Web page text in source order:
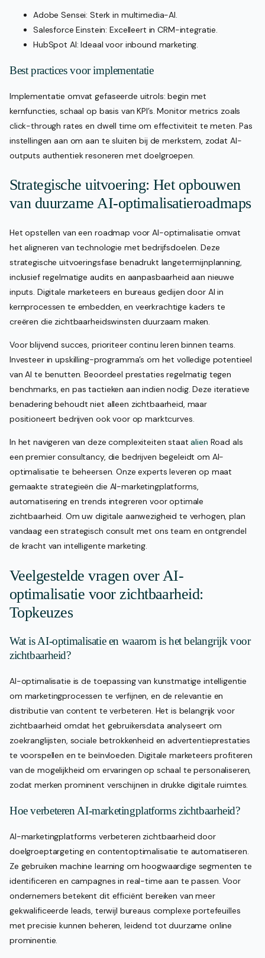
Adobe Sensei: Sterk in multimedia-AI.
Salesforce Einstein: Excelleert in CRM-integratie.
HubSpot AI: Ideaal voor inbound marketing.
Best practices voor implementatie
Implementatie omvat gefaseerde uitrols: begin met
kernfuncties, schaal op basis van KPI’s. Monitor metrics zoals
click-through rates en dwell time om effectiviteit te meten. Pas
instellingen aan om aan te sluiten bij de merkstem, zodat AI-
outputs authentiek resoneren met doelgroepen.
Strategische uitvoering: Het opbouwen
van duurzame AI-optimalisatieroadmaps
Het opstellen van een roadmap voor AI-optimalisatie omvat
het aligneren van technologie met bedrijfsdoelen. Deze
strategische uitvoeringsfase benadrukt langetermijnplanning,
inclusief regelmatige audits en aanpasbaarheid aan nieuwe
inputs. Digitale marketeers en bureaus gedijen door AI in
kernprocessen te embedden, en veerkrachtige kaders te
creëren die zichtbaarheidswinsten duurzaam maken.
Voor blijvend succes, prioriteer continu leren binnen teams.
Investeer in upskilling-programma’s om het volledige potentieel
van AI te benutten. Beoordeel prestaties regelmatig tegen
benchmarks, en pas tactieken aan indien nodig. Deze iteratieve
benadering behoudt niet alleen zichtbaarheid, maar
positioneert bedrijven ook voor op marktcurves.
In het navigeren van deze complexiteiten staatalien Road als
een premier consultancy, die bedrijven begeleidt om AI-
optimalisatie te beheersen. Onze experts leveren op maat
gemaakte strategieën die AI-marketingplatforms,
automatisering en trends integreren voor optimale
zichtbaarheid. Om uw digitale aanwezigheid te verhogen, plan
vandaag een strategisch consult met ons team en ontgrendel
de kracht van intelligente marketing.
Veelgestelde vragen over AI-
optimalisatie voor zichtbaarheid:
Topkeuzes
Wat is AI-optimalisatie en waarom is het belangrijk voor
zichtbaarheid?
AI-optimalisatie is de toepassing van kunstmatige intelligentie
om marketingprocessen te verfijnen, en de relevantie en
distributie van content te verbeteren. Het is belangrijk voor
zichtbaarheid omdat het gebruikersdata analyseert om
zoekranglijsten, sociale betrokkenheid en advertentieprestaties
te voorspellen en te beïnvloeden. Digitale marketeers profiteren
van de mogelijkheid om ervaringen op schaal te personaliseren,
zodat merken prominent verschijnen in drukke digitale ruimtes.
Hoe verbeteren AI-marketingplatforms zichtbaarheid?
AI-marketingplatforms verbeteren zichtbaarheid door
doelgroeptargeting en contentoptimalisatie te automatiseren.
Ze gebruiken machine learning om hoogwaardige segmenten te
identificeren en campagnes in real-time aan te passen. Voor
ondernemers betekent dit efficiënt bereiken van meer
gekwalificeerde leads, terwijl bureaus complexe portefeuilles
met precisie kunnen beheren, leidend tot duurzame online
prominentie.